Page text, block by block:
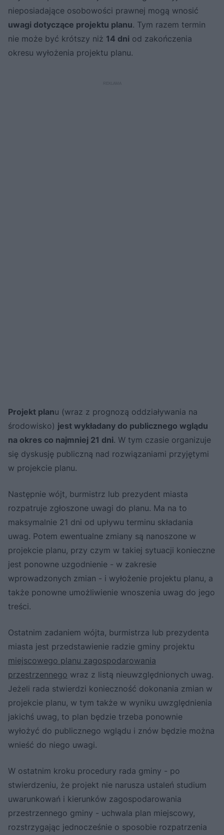
nieposiadające osobowości prawnej mogą wnosić
uwagi dotyczące projektu planu. Tym razem termin
nie może być krótszy niż 14 dni od zakończenia
okresu wyłożenia projektu planu.
Projekt planu (wraz z prognozą oddziaływania na
środowisko) jest wykładany do publicznego wglądu
na okres co najmniej 21 dni. W tym czasie organizuje
się dyskusję publiczną nad rozwiązaniami przyjętymi
w projekcie planu.
Następnie wójt, burmistrz lub prezydent miasta
rozpatruje zgłoszone uwagi do planu. Ma na to
maksymalnie 21 dni od upływu terminu składania
uwag. Potem ewentualne zmiany są nanoszone w
projekcie planu, przy czym w takiej sytuacji konieczne
jest ponowne uzgodnienie - w zakresie
wprowadzonych zmian - i wyłożenie projektu planu, a
także ponowne umożliwienie wnoszenia uwag do jego
treści.
Ostatnim zadaniem wójta, burmistrza lub prezydenta
miasta jest przedstawienie radzie gminy projektu
miejscowego planu zagospodarowania
przestrzennego wraz z listą nieuwzględnionych uwag.
Jeżeli rada stwierdzi konieczność dokonania zmian w
projekcie planu, w tym także w wyniku uwzględnienia
jakichś uwag, to plan będzie trzeba ponownie
wyłożyć do publicznego wglądu i znów będzie można
wnieść do niego uwagi.
W ostatnim kroku procedury rada gminy - po
stwierdzeniu, że projekt nie narusza ustaleń studium
uwarunkowań i kierunków zagospodarowania
przestrzennego gminy - uchwala plan miejscowy,
rozstrzygając jednocześnie o sposobie rozpatrzenia